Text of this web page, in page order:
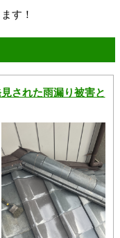
す！
された雨漏り被害と